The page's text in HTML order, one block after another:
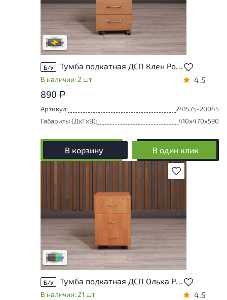
Степень износа находится на стадии
проверки. Вы можете уточнить
дополнительную информацию у
сотрудников магазина
В обработке
Б/У Тумба подкатная ДСП Клен Россия
В наличии: 2 шт 4.5
890 Р
Артикул:
241575-20045
Габариты (ДxГxВ):
410x470x590
В корзину В один клик
В избранное
Товар представлен с низкими степенями
износа. От состояния, приближенного к
новому, до незначительных следов
эксплуатации. Подробнее об износе в
разделе характеристики.
Низкая степень износа
Б/У Тумба подкатная ДСП Ольха Россия
В наличии: 21 шт 4.5